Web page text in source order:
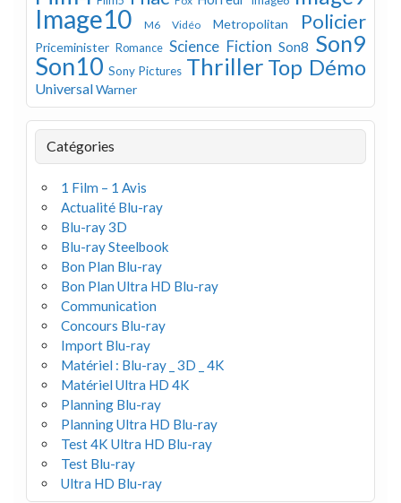
Image10 M6 Vidéo Metropolitan Policier
Priceminister Romance Science Fiction Son8 Son9
Son10 Sony Pictures Thriller Top Démo
UniversalWarner
Catégories
1 Film – 1 Avis
Actualité Blu-ray
Blu-ray 3D
Blu-ray Steelbook
Bon Plan Blu-ray
Bon Plan Ultra HD Blu-ray
Communication
Concours Blu-ray
Import Blu-ray
Matériel : Blu-ray _ 3D _ 4K
Matériel Ultra HD 4K
Planning Blu-ray
Planning Ultra HD Blu-ray
Test 4K Ultra HD Blu-ray
Test Blu-ray
Ultra HD Blu-ray